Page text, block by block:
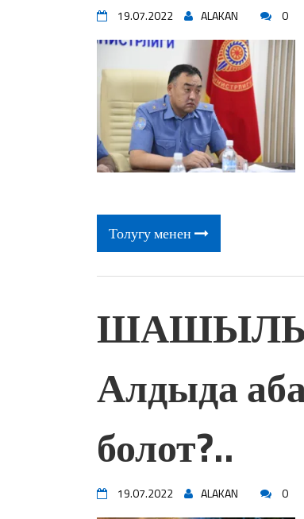
19.07.2022 ALAKAN 0
Толугу менен
Алдыда
болот?..
19.07.2022 ALAKAN 0